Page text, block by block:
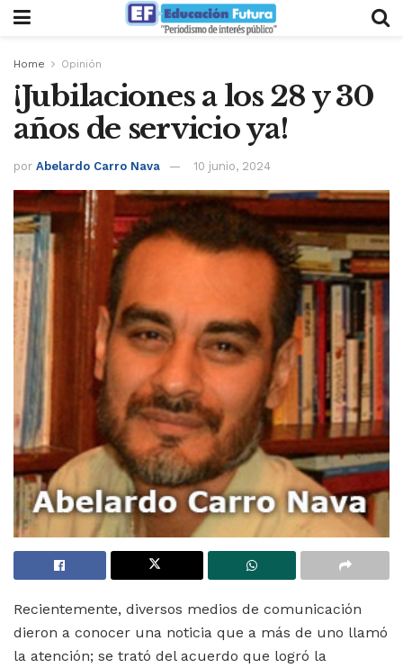
Home Opinión
¡Jubilaciones a los 28 y 30
años de servicio ya!
por Abelardo Carro Nava 10 junio, 2024
Recientemente, diversos medios de comunicación
dieron a conocer una noticia que a más de uno llamó
la atención; se trató del acuerdo que logró la